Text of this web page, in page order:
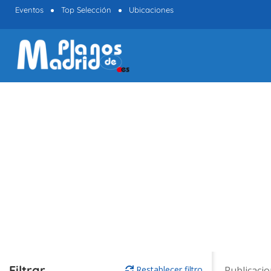
Eventos Top Selección Ubicaciones